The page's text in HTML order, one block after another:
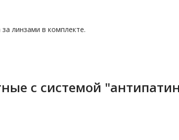
линзами в комплекте.
с системой